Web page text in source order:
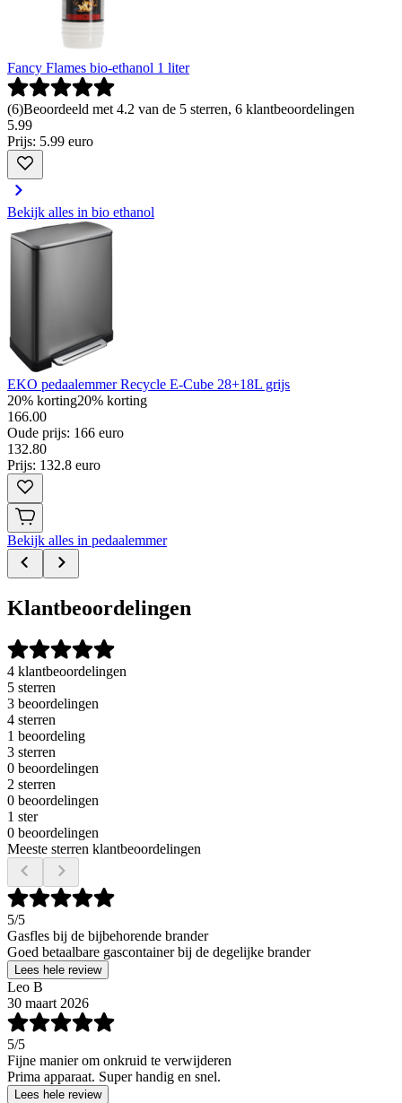
Fancy Flames bio-ethanol 1 liter
(6)Beoordeeld met 4.2 van de 5 sterren, 6 klantbeoordelingen
5.99
Prijs: 5.99 euro
Bekijk alles in bio ethanol
EKO pedaalemmer Recycle E-Cube 28+18L grijs
20% korting20% korting
166.00
Oude prijs: 166 euro
132.80
Prijs: 132.8 euro
Bekijk alles in pedaalemmer
Klantbeoordelingen
4 klantbeoordelingen
5 sterren
3 beoordelingen
4 sterren
1 beoordeling
3 sterren
0 beoordelingen
2 sterren
0 beoordelingen
1 ster
0 beoordelingen
Meeste sterren klantbeoordelingen
5/5
Gasfles bij de bijbehorende brander
Goed betaalbare gascontainer bij de degelijke brander
Lees hele review
Leo B
30 maart 2026
5/5
Fijne manier om onkruid te verwijderen
Prima apparaat. Super handig en snel.
Lees hele review